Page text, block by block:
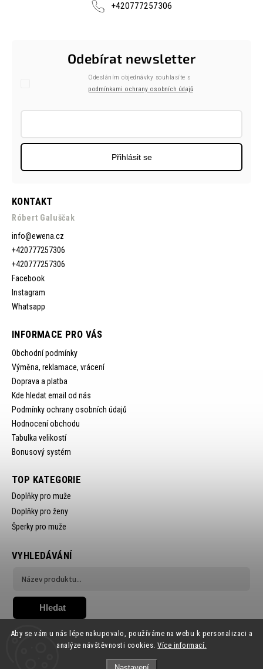
Aby se vám u nás lépe nakupovalo, používáme na webu k personalizaci a
analýze návštěvnosti cookies.Více informací.
+420777257306
KONTAKT
Róbert Galuščak
info@ewena.cz
+420777257306
+420777257306
Facebook
Instagram
Whatsapp
INFORMACE PRO VÁS
Obchodní podmínky
Výměna, reklamace, vrácení
Doprava a platba
Kde hledat email od nás
Podmínky ochrany osobních údajů
Hodnocení obchodu
Tabulka velikostí
Bonusový systém
Odebírat newsletter
Odesláním objednávky souhlasíte s
podmínkami ochrany osobních údajů
Přihlásit se
TOP KATEGORIE
Doplňky pro muže
Doplňky pro ženy
Šperky pro muže
VYHLEDÁVÁNÍ
Hledat